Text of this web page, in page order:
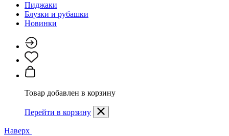
Пиджаки
Блузки и рубашки
Новинки
Товар добавлен в корзину
Перейти в корзину
Наверх